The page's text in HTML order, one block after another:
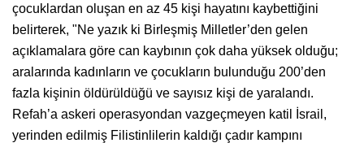
çocuklardan oluşan en az 45 kişi hayatını kaybettiğini
belirterek, "Ne yazık ki Birleşmiş Milletler’den gelen
açıklamalara göre can kaybının çok daha yüksek olduğu;
aralarında kadınların ve çocukların bulunduğu 200’den
fazla kişinin öldürüldüğü ve sayısız kişi de yaralandı.
Refah’a askeri operasyondan vazgeçmeyen katil İsrail,
yerinden edilmiş Filistinlilerin kaldığı çadır kampını